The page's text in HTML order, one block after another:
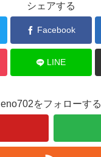
シェアする
Facebook
LINE
eno702をフォローする